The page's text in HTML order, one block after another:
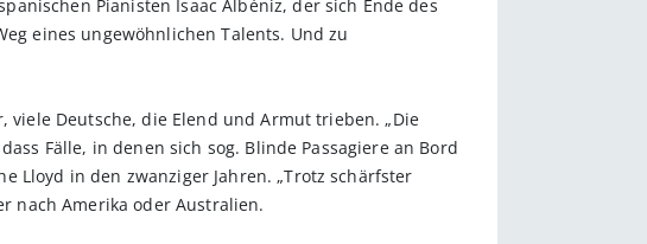
Pianisten Isaac Albéniz, der sich Ende des
eines ungewöhnlichen Talents. Und zu
Deutsche, die Elend und Armut trieben. „Die
Fälle, in denen sich sog. Blinde Passagiere an Bord
Lloyd in den zwanziger Jahren. „Trotz schärfster
nach Amerika oder Australien.